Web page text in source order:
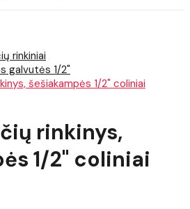
rinkiniai
galvutės 1/2"
šešiakampės 1/2" coliniai
rinkinys,
1/2" coliniai